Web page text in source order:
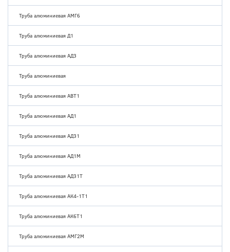
Труба алюминиевая АМГ6
Труба алюминиевая Д1
Труба алюминиевая АД3
Труба алюминиевая
Труба алюминиевая АВТ1
Труба алюминиевая АД1
Труба алюминиевая АД31
Труба алюминиевая АД1М
Труба алюминиевая АД31Т
Труба алюминиевая АК4-1Т1
Труба алюминиевая АК6Т1
Труба алюминиевая АМГ2М